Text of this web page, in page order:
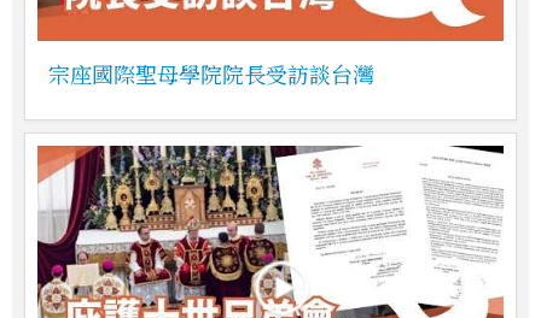
宗座國際聖母學院院長受訪談台灣